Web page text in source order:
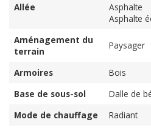
Allée
Asphalte
Asphalte
Aménagement du
terrain
Paysager
Armoires
Bois
Base de sous-sol
Dalle de
Mode de chauffage
Radiant